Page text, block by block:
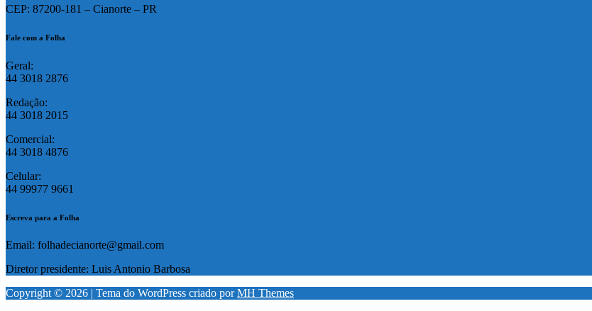
CEP: 87200-181 – Cianorte – PR
Fale com a Folha
Geral:
44 3018 2876
Redação:
44 3018 2015
Comercial:
44 3018 4876
Celular:
44 99977 9661
Escreva para a Folha
Email: folhadecianorte@gmail.com
Diretor presidente: Luis Antonio Barbosa
Copyright © 2026 | Tema do WordPress criado porMH Themes